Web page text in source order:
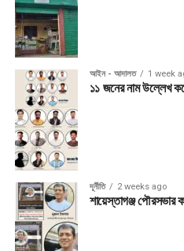
আইন - আদালত 1 week
১১ জনের নাম উল্লেখ
দূর্নীতি 2 weeks ago
শায়েস্তাগঞ্জ পৌরসভার